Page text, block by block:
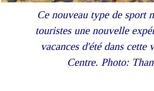
Ce nouveau type de sport
touristes une nouvelle
vacances d'été dans cette
Centre. Photo: